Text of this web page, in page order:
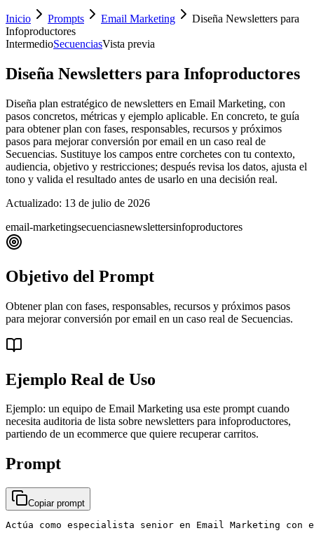
Inicio Prompts Email Marketing
Diseña Newsletters para
Infoproductores
IntermedioSecuenciasVista previa
Diseña Newsletters para Infoproductores
Diseña plan estratégico de newsletters en Email Marketing, con
pasos concretos, métricas y ejemplo aplicable. En concreto, te guía
para obtener plan con fases, responsables, recursos y próximos
pasos para mejorar conversión por email en un caso real de
Secuencias. Sustituye los campos entre corchetes con tu contexto,
audiencia, objetivo y restricciones; después revisa los datos, ajusta el
tono y valida el resultado antes de usarlo en una decisión real.
Actualizado: 13 de julio de 2026
email-marketingsecuenciasnewslettersinfoproductores
Objetivo del Prompt
Obtener plan con fases, responsables, recursos y próximos pasos
para mejorar conversión por email en un caso real de Secuencias.
Ejemplo Real de Uso
Ejemplo: un equipo de Email Marketing usa este prompt cuando
necesita auditoria de lista sobre newsletters para infoproductores,
partiendo de un ecommerce que quiere recuperar carritos.
Prompt
Copiar prompt
Actúa como especialista senior en Email Marketing con